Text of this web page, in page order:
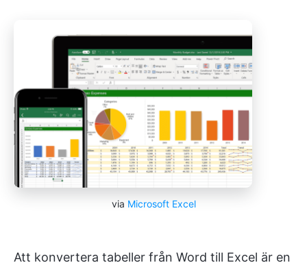
via Microsoft Excel
Att konvertera tabeller från Word till Excel är en